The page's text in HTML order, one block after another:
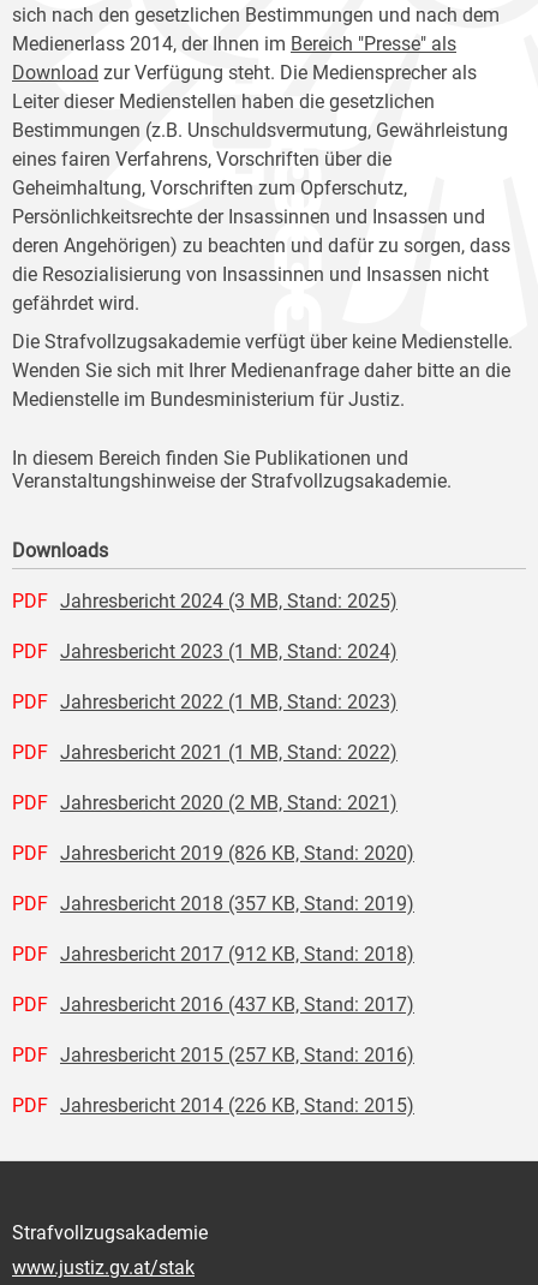
sich nach den gesetzlichen Bestimmungen und nach dem
Medienerlass 2014, der Ihnen im Bereich "Presse" als
Download zur Verfügung steht. Die Mediensprecher als
Leiter dieser Medienstellen haben die gesetzlichen
Bestimmungen (z.B. Unschuldsvermutung, Gewährleistung
eines fairen Verfahrens, Vorschriften über die
Geheimhaltung, Vorschriften zum Opferschutz,
Persönlichkeitsrechte der Insassinnen und Insassen und
deren Angehörigen) zu beachten und dafür zu sorgen, dass
die Resozialisierung von Insassinnen und Insassen nicht
gefährdet wird.
Die Strafvollzugsakademie verfügt über keine Medienstelle.
Wenden Sie sich mit Ihrer Medienanfrage daher bitte an die
Medienstelle im Bundesministerium für Justiz.
In diesem Bereich finden Sie Publikationen und
Veranstaltungshinweise der Strafvollzugsakademie.
Downloads
PDF Jahresbericht 2024 (3 MB, Stand: 2025)
PDF Jahresbericht 2023 (1 MB, Stand: 2024)
PDF Jahresbericht 2022 (1 MB, Stand: 2023)
PDF Jahresbericht 2021 (1 MB, Stand: 2022)
PDF Jahresbericht 2020 (2 MB, Stand: 2021)
PDF Jahresbericht 2019 (826 KB, Stand: 2020)
PDF Jahresbericht 2018 (357 KB, Stand: 2019)
PDF Jahresbericht 2017 (912 KB, Stand: 2018)
PDF Jahresbericht 2016 (437 KB, Stand: 2017)
PDF Jahresbericht 2015 (257 KB, Stand: 2016)
PDF Jahresbericht 2014 (226 KB, Stand: 2015)
Strafvollzugsakademie
www.justiz.gv.at/stak